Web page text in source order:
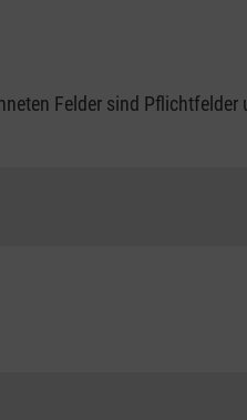
Felder sind